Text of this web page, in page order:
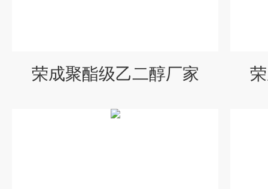
荣成聚酯级乙二醇厂家